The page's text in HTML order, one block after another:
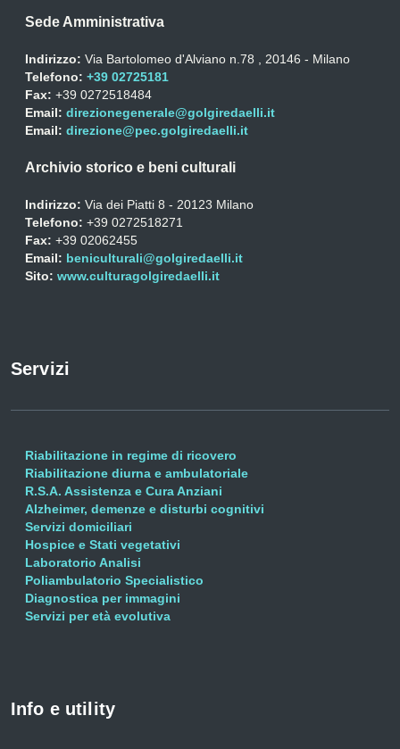
Sede Amministrativa
Indirizzo: Via Bartolomeo d'Alviano n.78 , 20146 - Milano
Telefono: +39 02725181
Fax: +39 0272518484
Email: direzionegenerale@golgiredaelli.it
Email: direzione@pec.golgiredaelli.it
Archivio storico e beni culturali
Indirizzo: Via dei Piatti 8 - 20123 Milano
Telefono: +39 0272518271
Fax: +39 02062455
Email: beniculturali@golgiredaelli.it
Sito: www.culturagolgiredaelli.it
Servizi
Riabilitazione in regime di ricovero
Riabilitazione diurna e ambulatoriale
R.S.A. Assistenza e Cura Anziani
Alzheimer, demenze e disturbi cognitivi
Servizi domiciliari
Hospice e Stati vegetativi
Laboratorio Analisi
Poliambulatorio Specialistico
Diagnostica per immagini
Servizi per età evolutiva
Info e utility